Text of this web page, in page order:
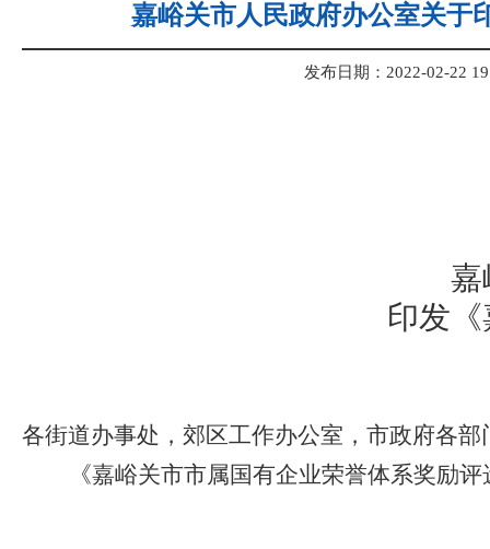
嘉峪关市人民政府办公室关于
发布日期：2022-02-22
嘉
印发《
各街道办事处，郊区工作办公室，市政府各部
《嘉峪关市市属国有企业荣誉体系奖励